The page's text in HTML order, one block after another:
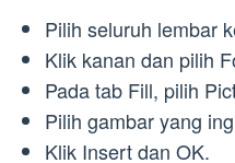
Pilih seluruh lembar
Klik kanan dan pilih
Pada tab Fill, pilih
Pilih gambar yang
Klik Insert dan OK.